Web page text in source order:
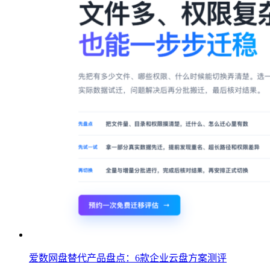
爱数网盘替代产品盘点：6款企业云盘方案测评